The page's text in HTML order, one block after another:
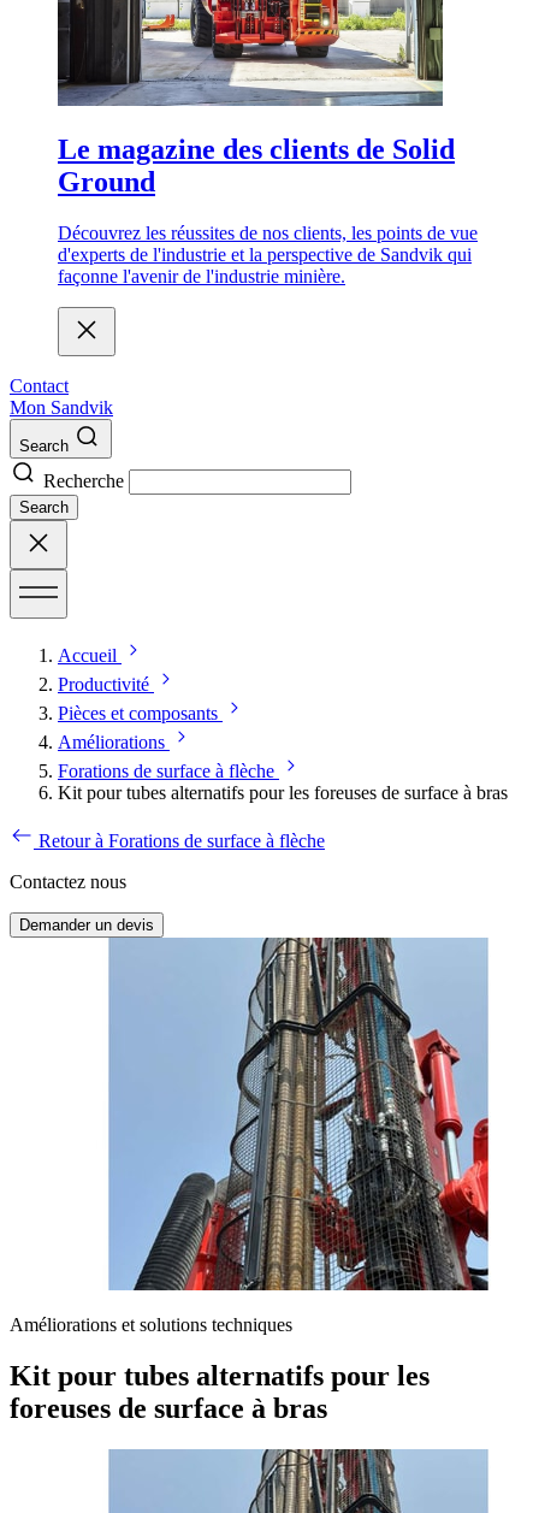
Le magazine des clients de Solid
Ground
Découvrez les réussites de nos clients, les points de vue
d'experts de l'industrie et la perspective de Sandvik qui
façonne l'avenir de l'industrie minière.
Contact
Mon Sandvik
Search
Recherche
Search
Accueil
Productivité
Pièces et composants
Améliorations
Forations de surface à flèche
Kit pour tubes alternatifs pour les foreuses de surface à bras
Retour à Forations de surface à flèche
Contactez nous
Demander un devis
Améliorations et solutions techniques
Kit pour tubes alternatifs pour les
foreuses de surface à bras